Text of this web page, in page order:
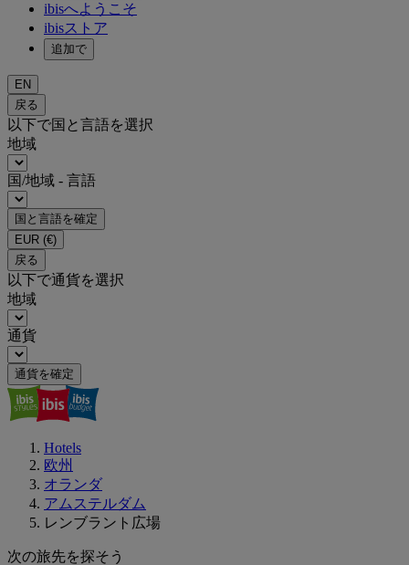
ibisへようこそ
ibisストア
追加で
EN
戻る
以下で国と言語を選択
地域
国/地域 - 言語
国と言語を確定
EUR (€)
戻る
以下で通貨を選択
地域
通貨
通貨を確定
Hotels
欧州
オランダ
アムステルダム
レンブラント広場
次の旅先を探そう